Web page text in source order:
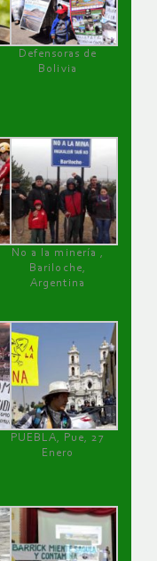
Defensoras de
Bolivia
No a la minería ,
Bariloche,
Argentina
PUEBLA, Pue, 27
Enero